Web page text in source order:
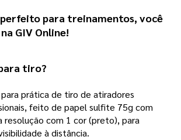
perfeito para treinamentos, você
GIV Online!
tiro?
prática de tiro de atiradores
feito de papel sulfite 75g com
resolução com 1 cor (preto), para
à distância.